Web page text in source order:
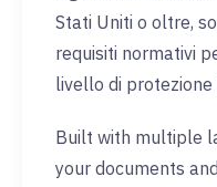
Stati Uniti o oltre,
requisiti normativi
livello di protezione
Built with multiple
your documents